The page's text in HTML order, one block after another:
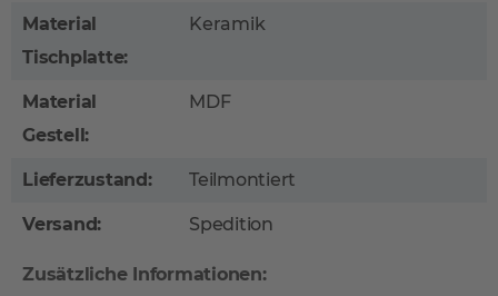
Material
Tischplatte:
Keramik
Material
Gestell:
MDF
Lieferzustand: Teilmontiert
Versand: Spedition
Zusätzliche Informationen: